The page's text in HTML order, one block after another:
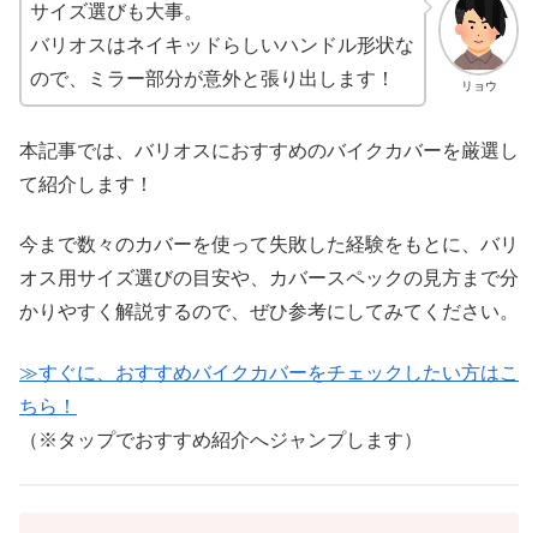
リョウ
サイズ選びも大事。
バリオスはネイキッドらしいハンドル形状な
ので、ミラー部分が意外と張り出します！
本記事では、バリオスにおすすめのバイクカバーを厳選し
て紹介します！
今まで数々のカバーを使って失敗した経験をもとに、バリ
オス用サイズ選びの目安や、カバースペックの見方まで分
かりやすく解説するので、ぜひ参考にしてみてください。
≫すぐに、おすすめバイクカバーをチェックしたい方はこ
ちら！
（※タップでおすすめ紹介へジャンプします）